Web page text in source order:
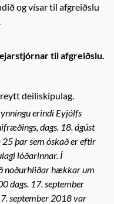
og vísar til afgreiðslu
til afgreiðslu.
deiliskipulag.
erindi Eyjólfs
dags. 18. ágúst
þar sem óskað er eftir
lóðarinnar. Í
noðurhliðar hækkar um
dags. 17. september
september 2018 var